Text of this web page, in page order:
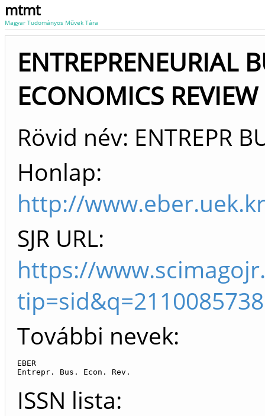
mtmt
Magyar Tudományos Művek Tára
ENTREPRENEURIAL
ECONOMICS
Rövid név: ENTREPR
Honlap:
http://
SJR URL:
https://
További nevek:
EBER
Entrepr. Bus. Econ. Rev.
ISSN lista